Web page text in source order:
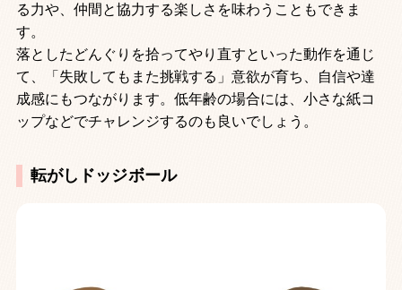
る力や、仲間と協力する楽しさを味わうこともできま
す。
落としたどんぐりを拾ってやり直すといった動作を通じ
て、「失敗してもまた挑戦する」意欲が育ち、自信や達
成感にもつながります。低年齢の場合には、小さな紙コ
ップなどでチャレンジするのも良いでしょう。
転がしドッジボール